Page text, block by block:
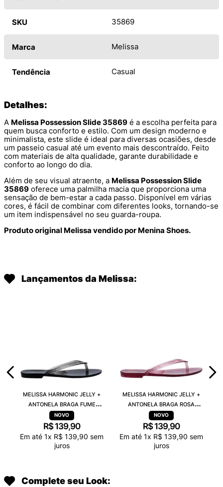
SKU 35869
Marca Melissa
Tendência Casual
Detalhes:
A Melissa Possession Slide 35869 é a escolha perfeita para
quem busca conforto e estilo. Com um design moderno e
minimalista, este slide é ideal para diversas ocasiões, desde
um passeio casual até um evento mais descontraído. Feito
com materiais de alta qualidade, garante durabilidade e
conforto ao longo do dia.
Além de seu visual atraente, a Melissa Possession Slide
35869 oferece uma palmilha macia que proporciona uma
sensação de bem-estar a cada passo. Disponível em várias
cores, é fácil de combinar com diferentes looks, tornando-se
um item indispensável no seu guarda-roupa.
Produto original Melissa vendido por Menina Shoes.
Lançamentos da Melissa:
MELISSA HARMONIC JELLY +
ANTONELA BRAGA FUME
TRANSPARENTE 38263
R$ 139,90
Em até 1x R$ 139,90 sem
juros
MELISSA HARMONIC JELLY +
ANTONELA BRAGA ROSA
TRANSPARENTE 38263
R$ 139,90
Em até 1x R$ 139,90 sem
juros
Complete seu Look: